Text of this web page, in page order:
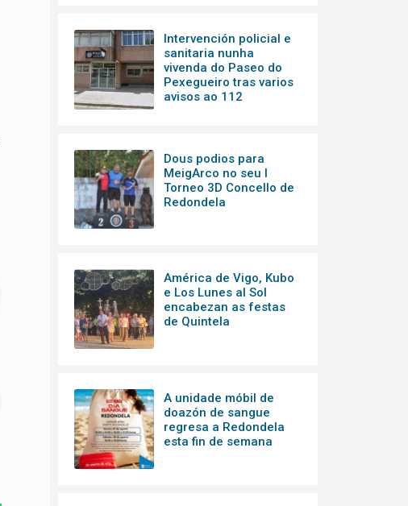
Intervención policial e
sanitaria nunha
vivenda do Paseo do
Pexegueiro tras varios
avisos ao 112
Dous podios para
MeigArco no seu I
Torneo 3D Concello de
Redondela
América de Vigo, Kubo
e Los Lunes al Sol
encabezan as festas
de Quintela
A unidade móbil de
doazón de sangue
regresa a Redondela
esta fin de semana